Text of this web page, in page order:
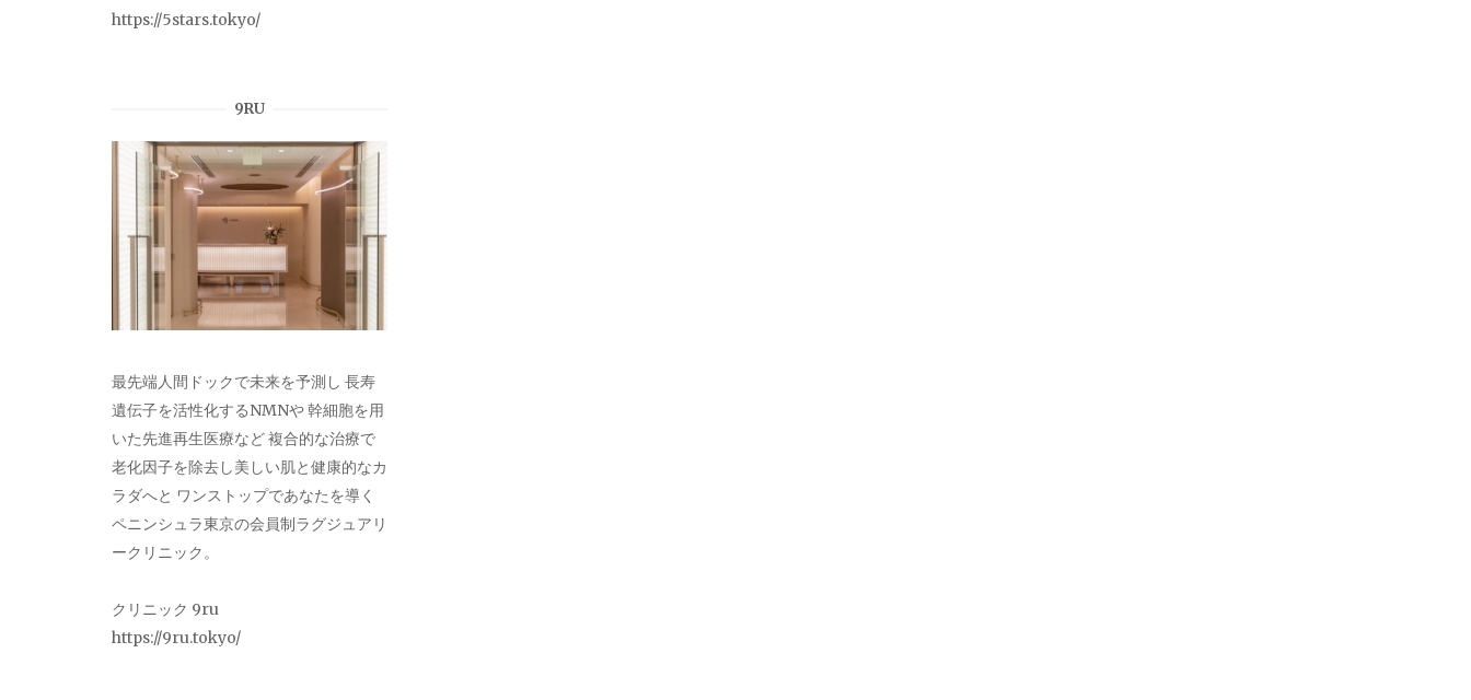
https://5stars.tokyo/
9RU
最先端人間ドックで未来を予測し 長寿
遺伝子を活性化するNMNや 幹細胞を用
いた先進再生医療など 複合的な治療で
老化因子を除去し美しい肌と健康的なカ
ラダへと ワンストップであなたを導く
ペニンシュラ東京の会員制ラグジュアリ
ークリニック。
クリニック 9ru
https://9ru.tokyo/